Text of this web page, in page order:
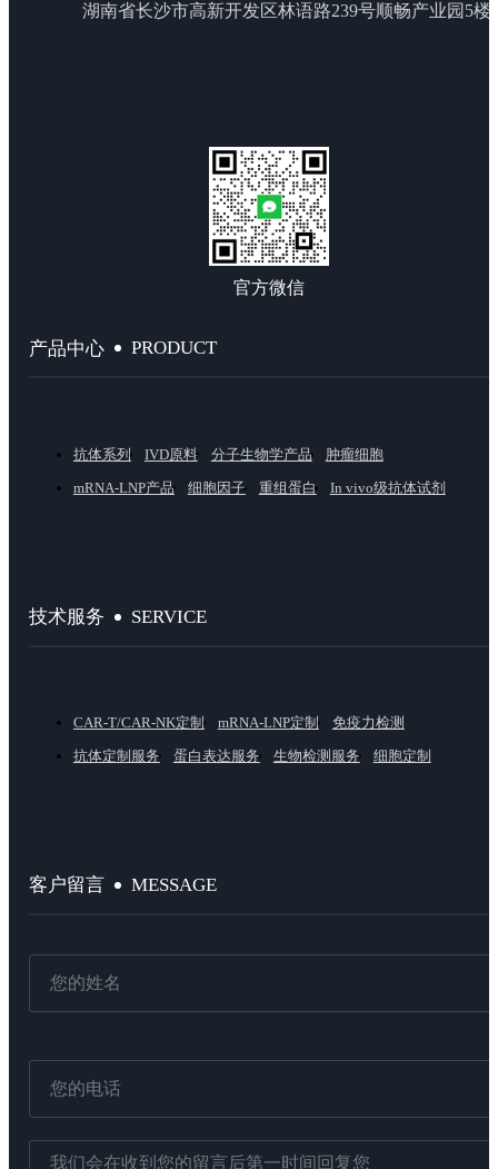
湖南省长沙市高新开发区林语路239号顺畅产业园5楼
官方微信
产品中心 PRODUCT
抗体系列 IVD原料 分子生物学产品
肿瘤细胞
mRNA-LNP产品
细胞因子 重组蛋白 In vivo级抗体试剂
技术服务 SERVICE
CAR-T/CAR-NK定制 mRNA-LNP定制
免疫力检测
抗体定制服务
蛋白表达服务 生物检测服务 细胞定制
客户留言 MESSAGE